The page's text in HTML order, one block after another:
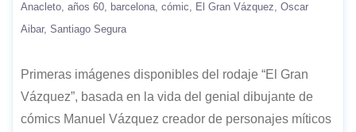
Anacleto años 60 barcelona cómic El Gran Vázquez Oscar
Aibar Santiago Segura
Primeras imágenes disponibles del rodaje “El Gran
Vázquez”, basada en la vida del genial dibujante de
cómics Manuel Vázquez creador de personajes míticos